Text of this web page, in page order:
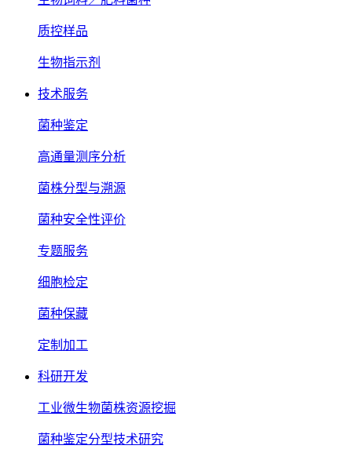
质控样品
生物指示剂
技术服务
菌种鉴定
高通量测序分析
菌株分型与溯源
菌种安全性评价
专题服务
细胞检定
菌种保藏
定制加工
科研开发
工业微生物菌株资源挖掘
菌种鉴定分型技术研究